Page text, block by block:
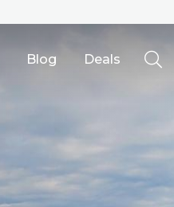
Blog Deals